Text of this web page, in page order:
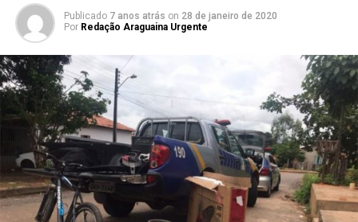
Publicado 7 anos atrás on 28 de janeiro de 2020
Por Redação Araguaina Urgente